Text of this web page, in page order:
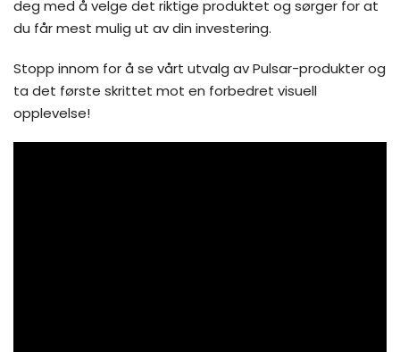
deg med å velge det riktige produktet og sørger for at
du får mest mulig ut av din investering.
Stopp innom for å se vårt utvalg av Pulsar-produkter og
ta det første skrittet mot en forbedret visuell
opplevelse!